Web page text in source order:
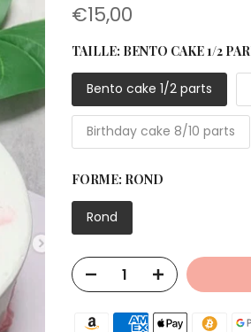
€15,00
TAILLE: BENTO CAKE 1/2
Bento cake 1/2 parts
Birthday cake 8/10 parts
FORME: ROND
Rond